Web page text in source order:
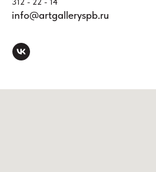
info@artgalleryspb.ru